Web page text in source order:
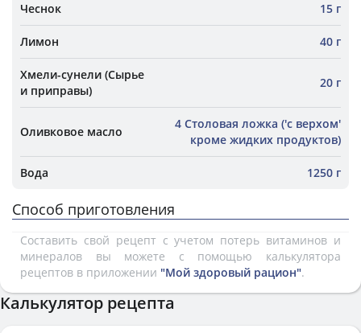
Чеснок 15 г
Лимон 40 г
Хмели-сунели (Сырье
и приправы)
20 г
Оливковое масло
4 Столовая ложка ('с верхом'
кроме жидких продуктов)
Вода 1250 г
Способ приготовления
Составить свой рецепт с учетом потерь витаминов и
минералов вы можете с помощью калькулятора
рецептов в приложении "Мой здоровый рацион".
Калькулятор рецепта